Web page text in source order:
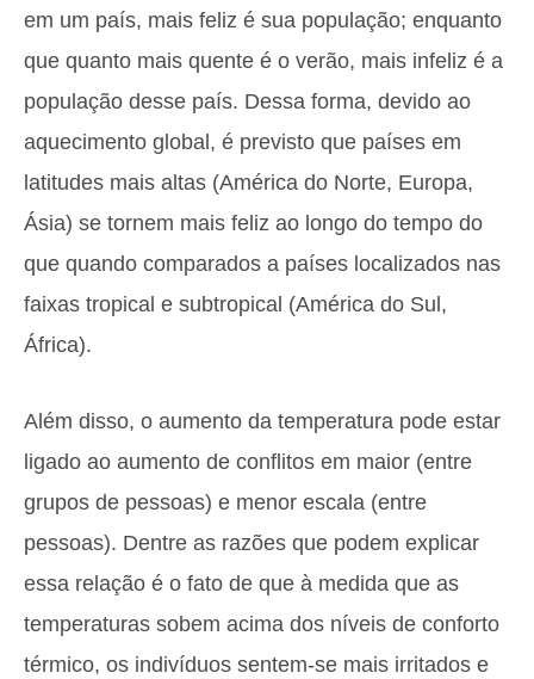
em um país, mais feliz é sua população; enquanto
que quanto mais quente é o verão, mais infeliz é a
população desse país. Dessa forma, devido ao
aquecimento global, é previsto que países em
latitudes mais altas (América do Norte, Europa,
Ásia) se tornem mais feliz ao longo do tempo do
que quando comparados a países localizados nas
faixas tropical e subtropical (América do Sul,
África).
Além disso, o aumento da temperatura pode estar
ligado ao aumento de conflitos em maior (entre
grupos de pessoas) e menor escala (entre
pessoas). Dentre as razões que podem explicar
essa relação é o fato de que à medida que as
temperaturas sobem acima dos níveis de conforto
térmico, os indivíduos sentem-se mais irritados e